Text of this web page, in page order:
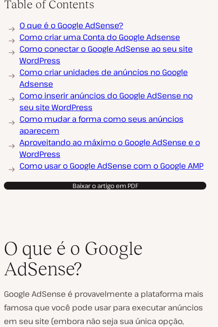
Table of Contents
O que é o Google AdSense?
Como criar uma Conta do Google Adsense
Como conectar o Google AdSense ao seu site
WordPress
Como criar unidades de anúncios no Google
Adsense
Como inserir anúncios do Google AdSense no
seu site WordPress
Como mudar a forma como seus anúncios
aparecem
Aproveitando ao máximo o Google AdSense e o
WordPress
Como usar o Google AdSense com o Google AMP
Baixar o artigo em PDF
O que é o Google
AdSense?
Google AdSense é provavelmente a plataforma mais
famosa que você pode usar para executar anúncios
em seu site (embora não seja sua única opção,